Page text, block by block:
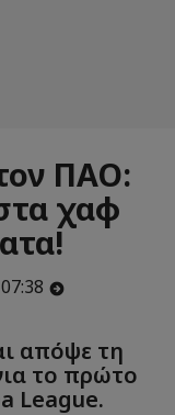
ΠΑΟ:
χαφ
απόψε τη
το πρώτο
League.